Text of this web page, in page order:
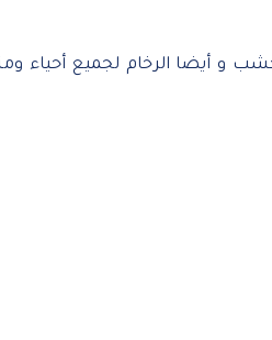
و أيضا الرخام لجميع أحياء